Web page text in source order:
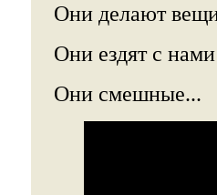
Они делают
Они ездят с
Они смешные...